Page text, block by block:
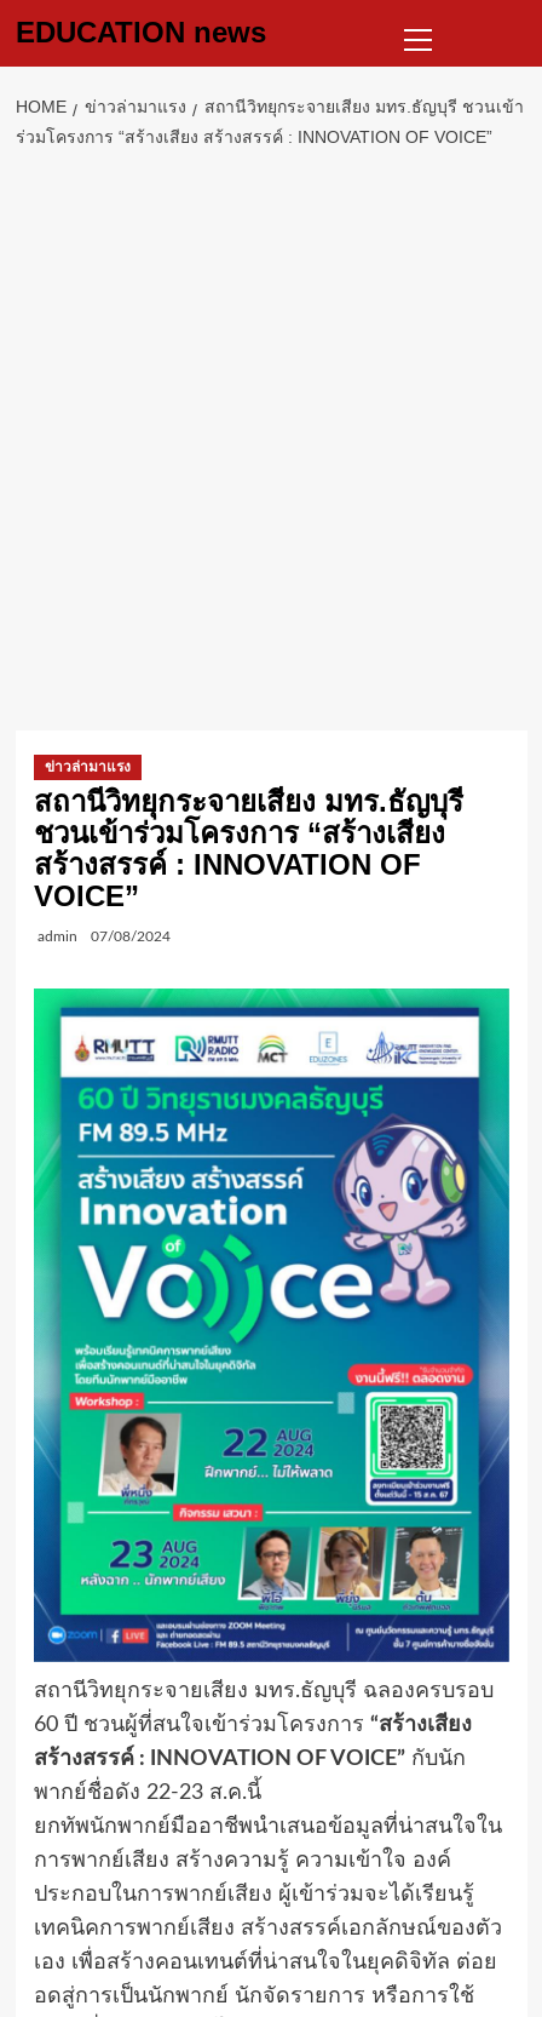
EDUCATION news
Menu
HOME ข่าวล่ามาแรง
สถานีวิทยุกระจายเสียง มทร.ธัญบุรี ชวนเข้า
ร่วมโครงการ “สร้างเสียง สร้างสรรค์ : INNOVATION OF VOICE”
ข่าวล่ามาแรง
สถานีวิทยุกระจายเสียง มทร.ธัญบุรี
ชวนเข้าร่วมโครงการ “สร้างเสียง
สร้างสรรค์ : INNOVATION OF
VOICE”
admin 07/08/2024
สถานีวิทยุกระจายเสียง มทร.ธัญบุรี ฉลองครบรอบ
60 ปี ชวนผู้ที่สนใจเข้าร่วมโครงการ “สร้างเสียง
สร้างสรรค์ : INNOVATION OF VOICE”กับนัก
พากย์ชื่อดัง 22-23 ส.ค.นี้
ยกทัพนักพากย์มืออาชีพนำเสนอข้อมูลที่น่าสนใจใน
การพากย์เสียง สร้างความรู้ ความเข้าใจ องค์
ประกอบในการพากย์เสียง ผู้เข้าร่วมจะได้เรียนรู้
เทคนิคการพากย์เสียง สร้างสรรค์เอกลักษณ์ของตัว
เอง เพื่อสร้างคอนเทนต์ที่น่าสนใจในยุคดิจิทัล ต่อย
อดสู่การเป็นนักพากย์ นักจัดรายการ หรือการใช้